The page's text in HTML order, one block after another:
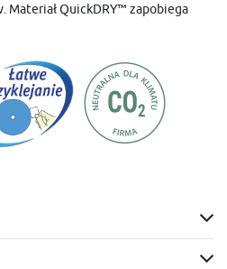
Materiał QuickDRY™ zapobiega